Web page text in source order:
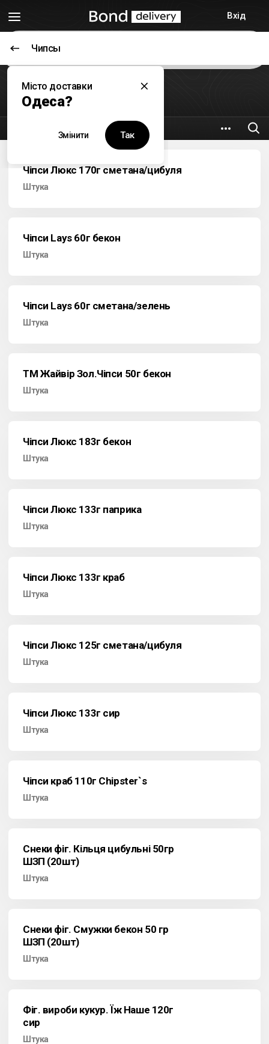
Місто доставки
Одеса?
Змінити Так
Вхід
Гурман
7.6 км
Чипсы
Чіпси Люкс 170г сметана/цибуля
Штука
Чіпси Lays 60г бекон
Штука
Чіпси Lays 60г сметана/зелень
Штука
ТМ Жайвір Зол.Чіпси 50г бекон
Штука
Чіпси Люкс 183г бекон
Штука
Чіпси Люкс 133г паприка
Штука
Чіпси Люкс 133г краб
Штука
Чіпси Люкс 125г сметана/цибуля
Штука
Чіпси Люкс 133г сир
Штука
Чіпси краб 110г Chipster`s
Штука
Снеки фіг. Кільця цибульні 50гр
ШЗП (20шт)
Штука
Снеки фіг. Смужки бекон 50 гр
ШЗП (20шт)
Штука
Фіг. вироби кукур. Їж Наше 120г
сир
Штука